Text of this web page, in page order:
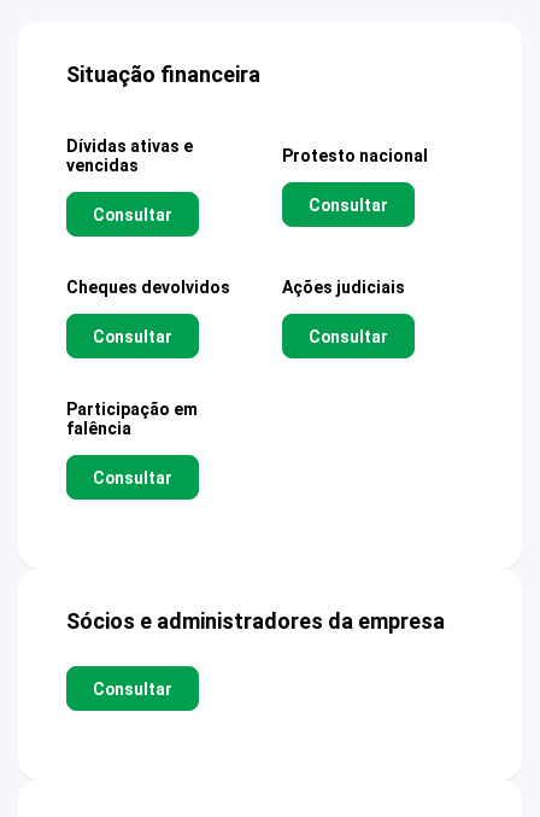
Situação financeira
Dívidas ativas e
vencidas
Consultar
Protesto nacional
Consultar
Cheques devolvidos
Consultar
Ações judiciais
Consultar
Participação em
falência
Consultar
Sócios e administradores da empresa
Consultar